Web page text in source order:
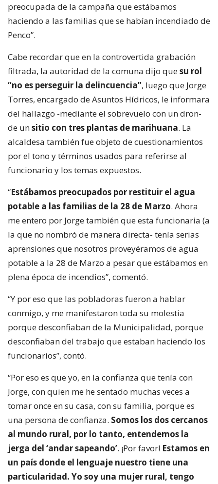
preocupada de la campaña que estábamos
haciendo a las familias que se habían incendiado de
Penco”.
Cabe recordar que en la controvertida grabación
filtrada, la autoridad de la comuna dijo quesu rol
“no es perseguir la delincuencia”, luego que Jorge
Torres, encargado de Asuntos Hídricos, le informara
del hallazgo -mediante el sobrevuelo con un dron-
de unsitio con tres plantas de marihuana. La
alcaldesa también fue objeto de cuestionamientos
por el tono y términos usados para referirse al
funcionario y los temas expuestos.
“Estábamos preocupados por restituir el agua
potable a las familias de la 28 de Marzo. Ahora
me entero por Jorge también que esta funcionaria (a
la que no nombró de manera directa- tenía serias
aprensiones que nosotros proveyéramos de agua
potable a la 28 de Marzo a pesar que estábamos en
plena época de incendios”, comentó.
“Y por eso que las pobladoras fueron a hablar
conmigo, y me manifestaron toda su molestia
porque desconfiaban de la Municipalidad, porque
desconfiaban del trabajo que estaban haciendo los
funcionarios”, contó.
“Por eso es que yo, en la confianza que tenía con
Jorge, con quien me he sentado muchas veces a
tomar once en su casa, con su familia, porque es
una persona de confianza. Somos los dos cercanos
al mundo rural, por lo tanto, entendemos la
jerga del ‘andar sapeando’. ¡Por favor! Estamos en
un país donde el lenguaje nuestro tiene una
particularidad. Yo soy una mujer rural, tengo